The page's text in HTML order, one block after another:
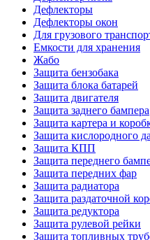
Дефлекторы
Дефлекторы окон
Для грузового
Емкости для хранения
Жабо
Защита бензобака
Защита блока батарей
Защита двигателя
Защита заднего бампера
Защита картера и
Защита кислородного
Защита КПП
Защита переднего
Защита передних фар
Защита радиатора
Защита раздаточной
Защита редуктора
Защита рулевой рейки
Защита топливных